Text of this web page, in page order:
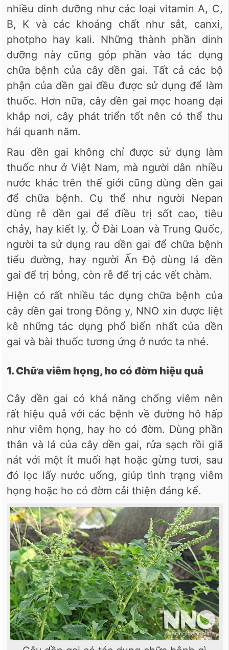
nhiều dinh dưỡng như các loại vitamin A, C,
B, K và các khoáng chất như sắt, canxi,
photpho hay kali. Những thành phần dinh
dưỡng này cũng góp phần vào tác dụng
chữa bệnh của cây dền gai. Tất cả các bộ
phận của dền gai đều được sử dụng để làm
thuốc. Hơn nữa, cây dền gai mọc hoang dại
khắp nơi, cây phát triển tốt nên có thể thu
hái quanh năm.
Rau dền gai không chỉ được sử dụng làm
thuốc như ở Việt Nam, mà người dân nhiều
nước khác trên thế giới cũng dùng dền gai
để chữa bệnh. Cụ thể như người Nepan
dùng rễ dền gai để điều trị sốt cao, tiêu
chảy, hay kiết lỵ. Ở Đài Loan và Trung Quốc,
người ta sử dụng rau dền gai để chữa bệnh
tiểu đường, hay người Ấn Độ dùng lá dền
gai để trị bỏng, còn rễ để trị các vết chàm.
Hiện có rất nhiều tác dụng chữa bệnh của
cây dền gai trong Đông y, NNO xin được liệt
kê những tác dụng phổ biến nhất của dền
gai và bài thuốc tương ứng ở nước ta nhé.
1. Chữa viêm họng, ho có đờm hiệu quả
Cây dền gai có khả năng chống viêm nên
rất hiệu quả với các bệnh về đường hô hấp
như viêm họng, hay ho có đờm. Dùng phần
thân và lá của cây dền gai, rửa sạch rồi giã
nát với một ít muối hạt hoặc gừng tươi, sau
đó lọc lấy nước uống, giúp tình trạng viêm
họng hoặc ho có đờm cải thiện đáng kể.